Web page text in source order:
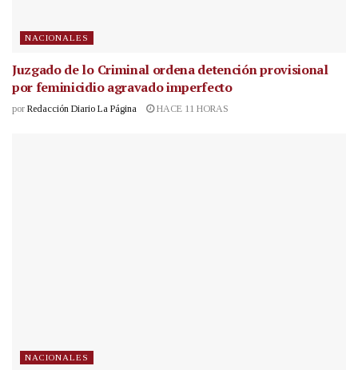
NACIONALES
Juzgado de lo Criminal ordena detención provisional
por feminicidio agravado imperfecto
por Redacción Diario La Página HACE 11 HORAS
NACIONALES